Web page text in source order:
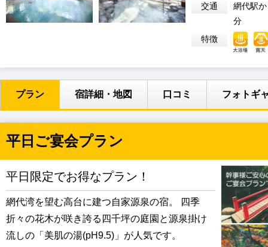
交通
網代駅
分
特徴
プラン 宿詳細・地図 口コミ フォトギ
平日ご宴会プラン
平日限定でお得なプラン！
網代湾を望む高台に建つ自家源泉の宿。 四季
折々の花木が咲き誇る四千坪の庭園と源泉掛け
流しの「美肌の湯(pH9.5)」が人気です。